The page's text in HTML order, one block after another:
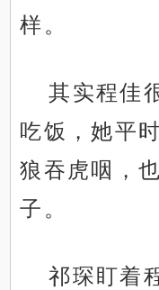
样。
其实程佳
吃饭，她平
狼吞虎咽，
子。
祁琛盯着